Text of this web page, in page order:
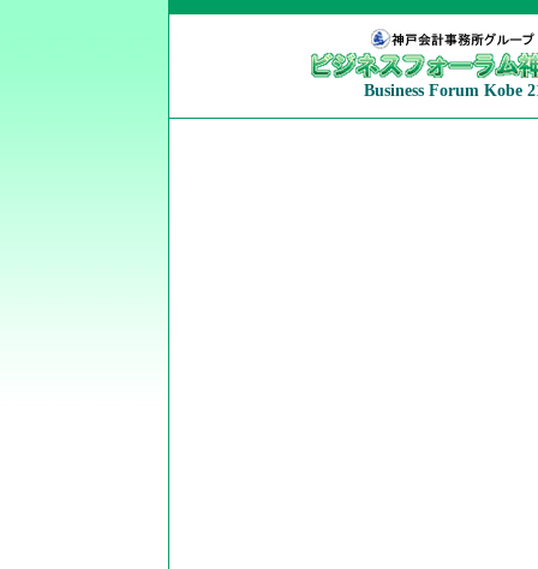
Business Forum Kobe